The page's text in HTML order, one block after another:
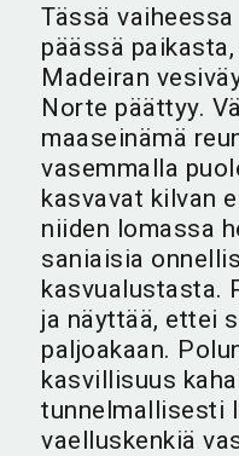
Tässä
päässä
Madeiran
Norte päättyy.
maaseinämä
vasemmalla
kasvavat kilvan
niiden lomassa
saniaisia
kasvualustasta.
ja näyttää, ettei
paljoakaan.
kasvillisuus
tunnelmallisesti
vaelluskenkiä